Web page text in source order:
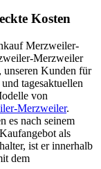
Kosten
Merzweiler-
Merzweiler
unseren Kunden für
tagesaktuellen
von
Merzweiler.
es nach seinem
als
ist er innerhalb
dem